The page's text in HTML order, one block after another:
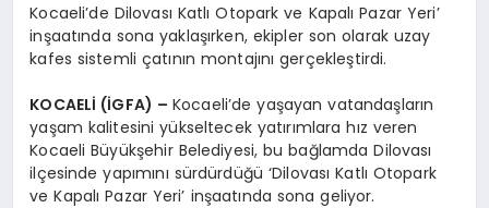
HABERLER
MAGAZIN
Kocaeli’de Dilovası Katlı Otopark ve Kapalı Pazar Yeri’
inşaatında sona yaklaşırken, ekipler son olarak uzay
kafes sistemli çatının montajını gerçekleştirdi.
KOCAELİ (İGFA) –Kocaeli’de yaşayan vatandaşların
yaşam kalitesini yükseltecek yatırımlara hız veren
Kocaeli Büyükşehir Belediyesi, bu bağlamda Dilovası
ilçesinde yapımını sürdürdüğü ‘Dilovası Katlı Otopark
ve Kapalı Pazar Yeri’ inşaatında sona geliyor.